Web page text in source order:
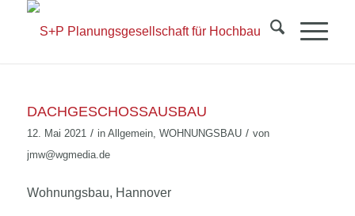
DACHGESCHOSSAUSBAU
12. Mai 2021 / in Allgemein, WOHNUNGSBAU / von
jmw@wgmedia.de
Wohnungsbau, Hannover